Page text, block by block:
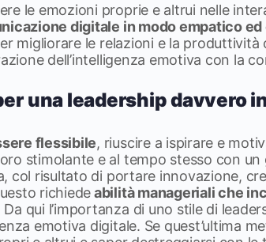
le emozioni proprie e altrui nelle
digitale in modo empatico
migliorare le relazioni e la produttività
dell’intelligenza emotiva con la
una leadership davvero
flessibile, riuscire a ispirare e
stimolante e al tempo stesso con
col risultato di portare innovazione,
richiedeabilità manageriali che
Da qui l’importanza di uno stile di
emotiva digitale. Se quest’ultima